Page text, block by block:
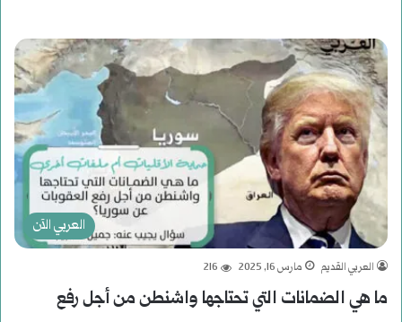
العربي الآن
العربي القديم مارس 16, 2025 216
ما هي الضمانات التي تحتاجها واشنطن من أجل رفع